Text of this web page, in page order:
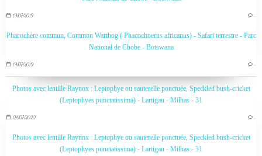
19/07/2019 …
Phacochère commun, Common Warthog ( Phacochoerus africanus) - Safari terrestre - Parc
National de Chobe - Botswana
19/07/2019 …
Photos avec lentille Raynox : Leptophye ou sauterelle ponctuée, Speckled bush-cricket
(Leptophyes punctatissima) - Lartigau - Milhas - 31
04/07/2020 …
Photos avec lentille Raynox : Leptophye ou sauterelle ponctuée, Speckled bush-cricket
(Leptophyes punctatissima) - Lartigau - Milhas - 31